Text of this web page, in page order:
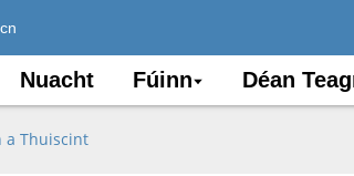
Nuacht Fúinn Déan
a Thuiscint